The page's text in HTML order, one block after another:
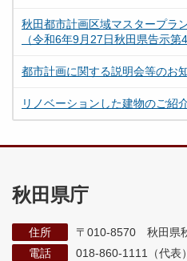
秋田都市計画区域マスタープラ
（令和6年9月27日秋田県告示第
都市計画に関する説明会等のお
リノベーションした建物のご紹
秋田県庁
住所
〒010-8570 秋田県
電話
018-860-1111（代表）